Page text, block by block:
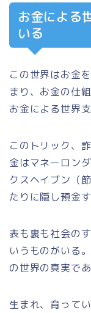
お金による
いる
この世界はお金
まり、お金の仕
お金による世界
このトリック、
金はマネーロン
クスヘイブン（
たりに隠し預金
表も裏も社会の
いうものがいる
の世界の真実であ
生まれ、育って